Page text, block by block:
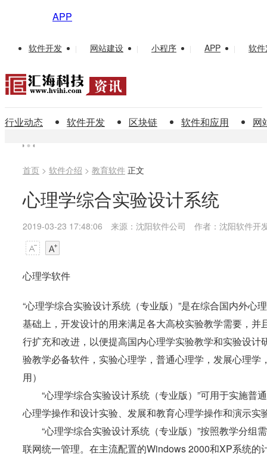
APP
软件开发 | 网站建设 | 小程序 | APP | 软
行业动态 软件开发 区块链 软件和应用 网
首页 > 软件介绍 > 教育软件 正文
心理学综合实验设计系统
2019-03-23 17:48:06 来源：沈阳软件公司 作者：沈阳软件开
心理学软件
“心理学综合实验设计系统（专业版）”是在综合国内外
基础上，开发设计的用来满足各大高校实验教学需要，
行扩充和改进，以便提高国内心理学实验教学和实验设计
验教学必备软件，实验心理学，普通心理学，发展心理
用）
“心理学综合实验设计系统（专业版）”可用于实施普
心理学操作和设计实验、发展和教育心理学操作和演示实
“心理学综合实验设计系统（专业版）”按照教学分组
联网统一管理。在主流配置的Windows 2000和XP系统的